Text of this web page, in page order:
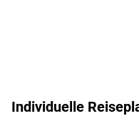
Individuelle